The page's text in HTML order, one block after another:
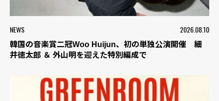
NEWS 2026.08.10
韓国の音楽賞二冠Woo Huijun、初の単独公演開催 細
井徳太郎 ＆ 外山明を迎えた特別編成で